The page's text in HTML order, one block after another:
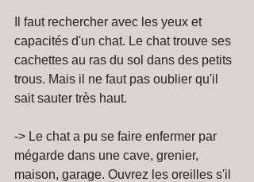
Il faut rechercher avec les yeux et
capacités d'un chat. Le chat trouve ses
cachettes au ras du sol dans des petits
trous. Mais il ne faut pas oublier qu'il
sait sauter très haut.
-> Le chat a pu se faire enfermer par
mégarde dans une cave, grenier,
maison, garage. Ouvrez les oreilles s'il